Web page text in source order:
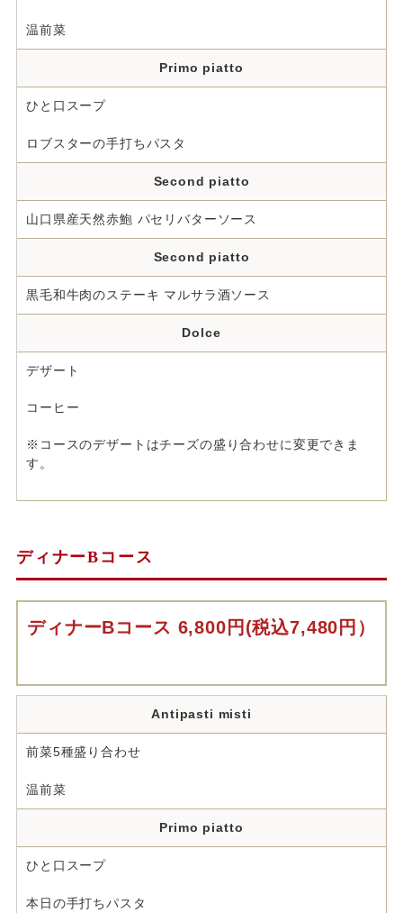
温前菜
Primo piatto
ひと口スープ
ロブスターの手打ちパスタ
Second piatto
山口県産天然赤鮑 パセリバターソース
Second piatto
黒毛和牛肉のステーキ マルサラ酒ソース
Dolce
デザート
コーヒー
※コースのデザートはチーズの盛り合わせに変更できま
す。
ディナーBコース
ディナーBコース 6,800円(税込7,480円）
Antipasti misti
前菜5種盛り合わせ
温前菜
Primo piatto
ひと口スープ
本日の手打ちパスタ